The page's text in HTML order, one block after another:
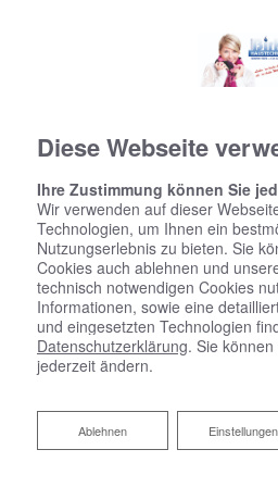
Datenschutzerklärung
Diese Webseite
Ihre Zustimmung können Sie
Wir verwenden auf dieser
Technologien, um Ihnen ein
Nutzungserlebnis zu bieten. Sie
Cookies auch ablehnen und
technisch notwendigen Cookies
Informationen, sowie eine
und eingesetzten Technologien
Datenschutzerklärung. Sie können
jederzeit ändern.
Einstellungen
Ablehnen
Ablehnen